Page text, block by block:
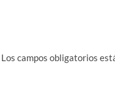
Los campos obligatorios